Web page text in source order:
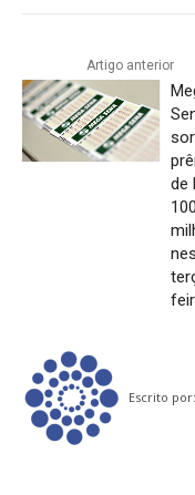
Artigo anterior
de
100
Escrito por: